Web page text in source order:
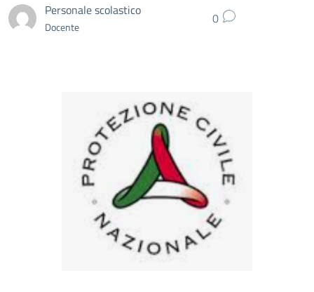
Personale scolastico
Docente 0